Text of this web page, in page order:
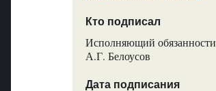
Кто подписал
Исполняющий обязанности
А.Г. Белоусов
Дата подписания